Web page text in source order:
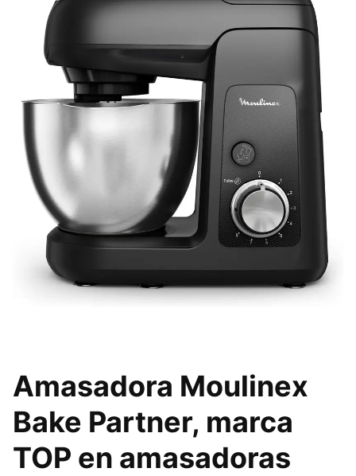
Amasadora Moulinex
Bake Partner, marca
TOP en amasadoras